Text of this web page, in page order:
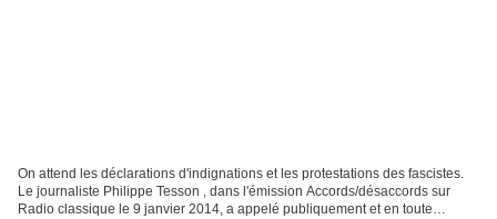
On attend les déclarations d'indignations et les protestations des fascistes.
Le journaliste Philippe Tesson , dans l'émission Accords/désaccords sur
Radio classique le 9 janvier 2014, a appelé publiquement et en toute